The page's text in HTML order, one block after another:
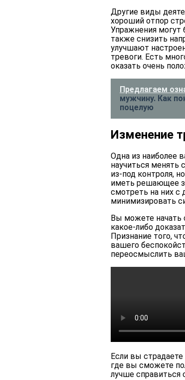
Другие виды
хороший отпор
Упражнения
также снизить
улучшают
тревоги. Есть
оказать очень
Предлагаем
мужчину. Как
поцелую
Изменение
Одна из наиболее
научиться
из-под контроля,
иметь решающее
смотреть на них с
минимизировать
Вы можете начать
какое-либо
Признание того,
вашего
переосмыслить
Если вы
где вы сможете
лучше